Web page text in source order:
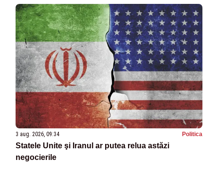
3 aug. 2026, 09:34 Politica
Statele Unite şi Iranul ar putea relua astăzi
negocierile